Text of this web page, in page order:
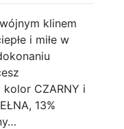
klinem
i miłe w
CZARNY i
13%